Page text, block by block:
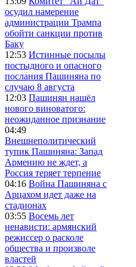
осудил намерение
администрации Трампа
обойти санкции против
Баку
12:53 Истинные посылы
постыдного и опасного
послания Пашиняна по
случаю 8 августа
12:03 Пашинян нашёл
нового виноватого:
неожиданное признание
04:49
Внешнеполитический
тупик Пашиняна: Запад
Армению не ждет, а
Россия теряет терпение
04:16 Война Пашиняна с
Арцахом идет даже на
стадионах
03:55 Восемь лет
ненависти: армянский
режиссер о расколе
общества и произволе
властей